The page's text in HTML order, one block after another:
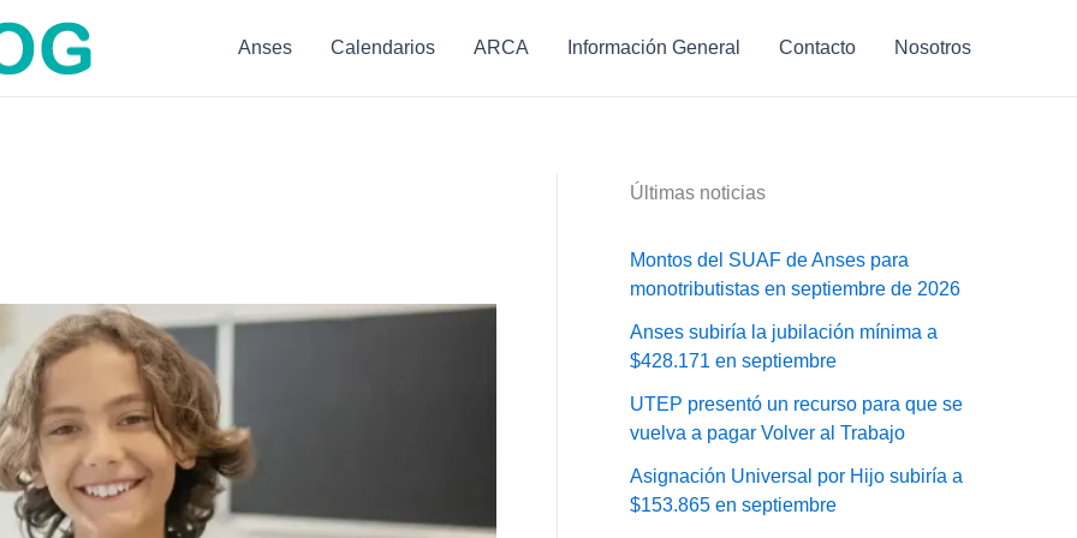
Anses Calendarios ARCA Información General Contacto Nosotros
Últimas noticias
Montos del SUAF de Anses para
monotributistas en septiembre de 2026
Anses subiría la jubilación mínima a
$428.171 en septiembre
UTEP presentó un recurso para que se
vuelva a pagar Volver al Trabajo
Asignación Universal por Hijo subiría a
$153.865 en septiembre